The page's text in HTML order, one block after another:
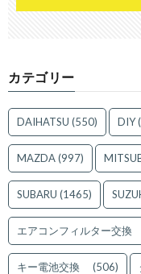
カテゴリー
DAIHATSU (550) DIY
MAZDA(997)
SUBARU (1465)
エアコンフィルター交換
キー電池交換 (506)